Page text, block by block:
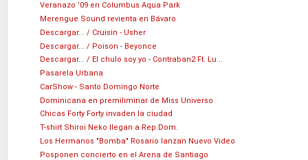
Veranazo ’09 en Columbus Aqua Park
Merengue Sound revienta en Bávaro
Descargar... / Cruisin - Usher
Descargar... / Poison - Beyonce
Descargar... / El chulo soy yo - Contraban2 Ft. Lu...
Pasarela Urbana
CarShow - Santo Domingo Norte
Dominicana en premiliminar de Miss Universo
Chicas Forty Forty invaden la ciudad
T-shirt Shiroi Neko llegan a Rep.Dom.
Los Hermanos "Bomba" Rosario lanzan Nuevo Video
Posponen concierto en el Arena de Santiago